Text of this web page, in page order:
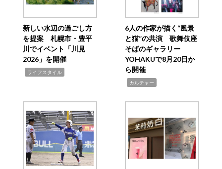
新しい水辺の過ごし方
を提案 札幌市・豊平
川でイベント「川見
2026」を開催
ライフスタイル
6人の作家が描く“風景
と猫”の共演 歌舞伎座
そばのギャラリー
YOHAKUで8月20日か
ら開催
カルチャー